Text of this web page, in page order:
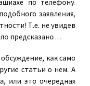
по телефону.
заявления,
Т.е. не увидев
предсказано…
как само
статьи о нем. А
или это очередная